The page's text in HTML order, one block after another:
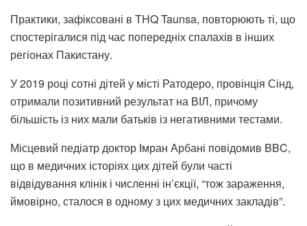
Практики, зафіксовані в THQ Taunsa, повторюють ті, що
спостерігалися під час попередніх спалахів в інших
регіонах Пакистану.
У 2019 році сотні дітей у місті Ратодеро, провінція Сінд,
отримали позитивний результат на ВІЛ, причому
більшість із них мали батьків із негативними тестами.
Місцевий педіатр доктор Імран Арбані повідомив BBC,
що в медичних історіях цих дітей були часті
відвідування клінік і численні ін’єкції, “тож зараження,
ймовірно, сталося в одному з цих медичних закладів”.